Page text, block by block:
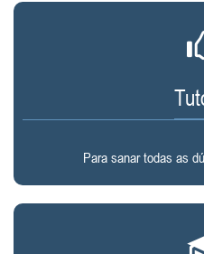
Para sanar todas as